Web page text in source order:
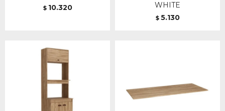
$ 10.320
WHITE
$ 5.130